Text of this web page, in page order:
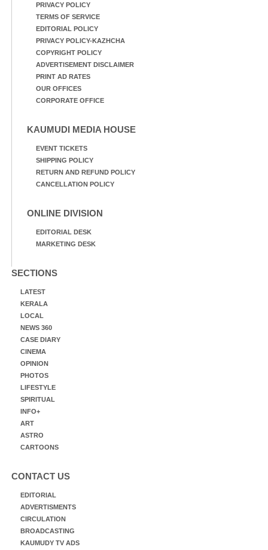
PRIVACY POLICY
TERMS OF SERVICE
EDITORIAL POLICY
PRIVACY POLICY-KAZHCHA
COPYRIGHT POLICY
ADVERTISEMENT DISCLAIMER
PRINT AD RATES
OUR OFFICES
CORPORATE OFFICE
KAUMUDI MEDIA HOUSE
EVENT TICKETS
SHIPPING POLICY
RETURN AND REFUND POLICY
CANCELLATION POLICY
ONLINE DIVISION
EDITORIAL DESK
MARKETING DESK
SECTIONS
LATEST
KERALA
LOCAL
NEWS 360
CASE DIARY
CINEMA
OPINION
PHOTOS
LIFESTYLE
SPIRITUAL
INFO+
ART
ASTRO
CARTOONS
CONTACT US
EDITORIAL
ADVERTISMENTS
CIRCULATION
BROADCASTING
KAUMUDY TV ADS